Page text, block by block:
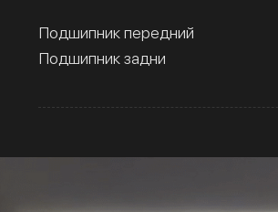
Подшипник передний
Подшипник задни